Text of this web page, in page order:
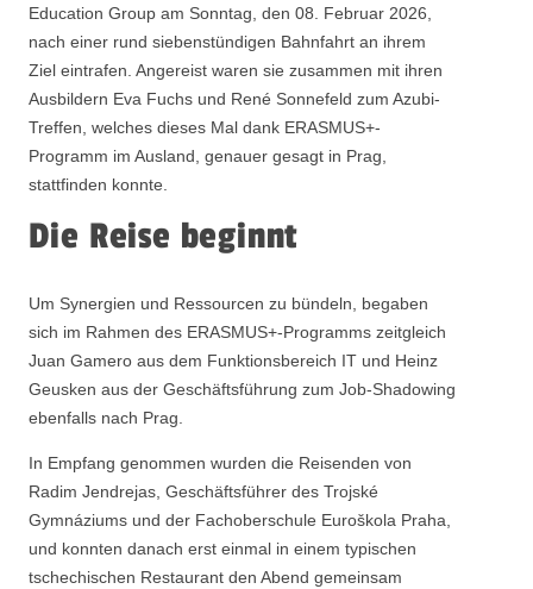
Education Group am Sonntag, den 08. Februar 2026,
nach einer rund siebenstündigen Bahnfahrt an ihrem
Ziel eintrafen. Angereist waren sie zusammen mit ihren
Ausbildern Eva Fuchs und René Sonnefeld zum Azubi-
Treffen, welches dieses Mal dank ERASMUS+-
Programm im Ausland, genauer gesagt in Prag,
stattfinden konnte.
Die Reise beginnt
Um Synergien und Ressourcen zu bündeln, begaben
sich im Rahmen des ERASMUS+-Programms zeitgleich
Juan Gamero aus dem Funktionsbereich IT und Heinz
Geusken aus der Geschäftsführung zum Job-Shadowing
ebenfalls nach Prag.
In Empfang genommen wurden die Reisenden von
Radim Jendrejas, Geschäftsführer des Trojské
Gymnáziums und der Fachoberschule Euroškola Praha,
und konnten danach erst einmal in einem typischen
tschechischen Restaurant den Abend gemeinsam